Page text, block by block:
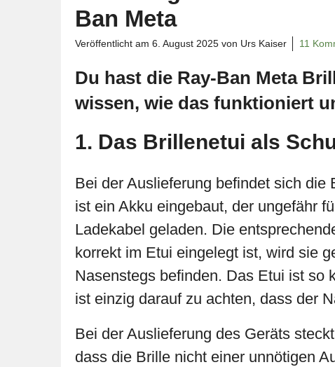
Ban Meta
Veröffentlicht am 6. August 2025 von Urs Kaiser 11
Du hast die Ray-Ban Meta
wissen, wie das funktioniert
1. Das Brillenetui als
Bei der Auslieferung befindet sich
ist ein Akku eingebaut, der ungefähr
Ladekabel geladen. Die
korrekt im Etui eingelegt ist, wird sie
Nasenstegs befinden. Das Etui ist so
ist einzig darauf zu achten, dass der
Bei der Auslieferung des Geräts
dass die Brille nicht einer unnötigen